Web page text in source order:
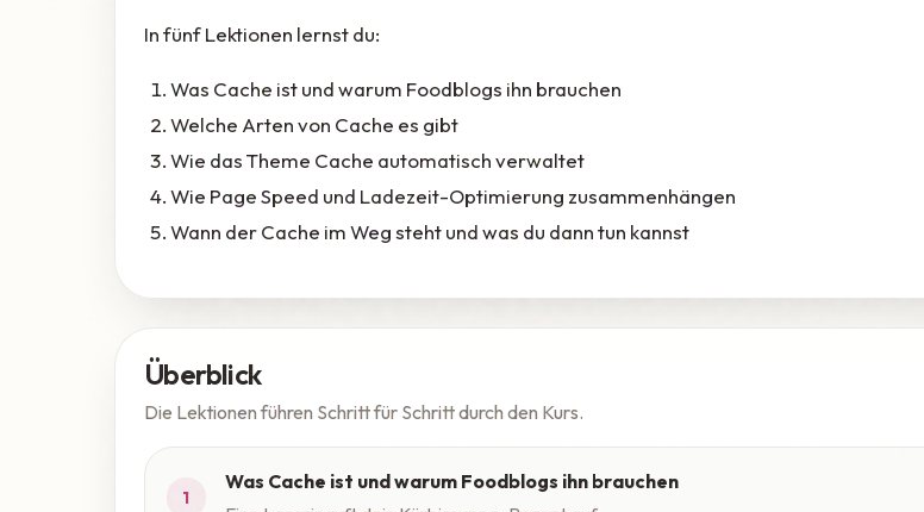
In fünf Lektionen lernst du:
Was Cache ist und warum Foodblogs ihn brauchen
Welche Arten von Cache es gibt
Wie das Theme Cache automatisch verwaltet
Wie Page Speed und Ladezeit-Optimierung zusammenhängen
Wann der Cache im Weg steht und was du dann tun kannst
Überblick
Die Lektionen führen Schritt für Schritt durch den Kurs.
1
Was Cache ist und warum Foodblogs ihn brauchen